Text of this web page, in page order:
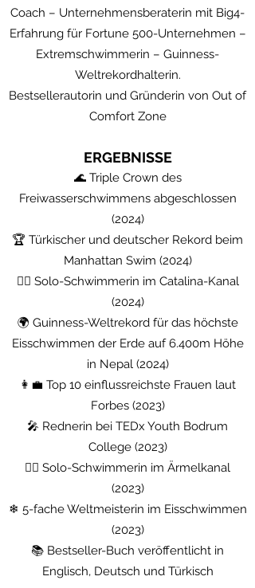
Coach – Unternehmensberaterin mit Big4-
Erfahrung für Fortune 500-Unternehmen –
Extremschwimmerin – Guinness-
Weltrekordhalterin.
Bestsellerautorin und Gründerin von Out of
Comfort Zone
ERGEBNISSE
🌊 Triple Crown des
Freiwasserschwimmens abgeschlossen
(2024)
🏆 Türkischer und deutscher Rekord beim
Manhattan Swim (2024)
🚣‍♀ Solo-Schwimmerin im Catalina-Kanal
(2024)
🌍 Guinness-Weltrekord für das höchste
Eisschwimmen der Erde auf 6.400m Höhe
in Nepal (2024)
👩‍💼 Top 10 einflussreichste Frauen laut
Forbes (2023)
🎤 Rednerin bei TEDx Youth Bodrum
College (2023)
🏊‍♀ Solo-Schwimmerin im Ärmelkanal
(2023)
❄ 5-fache Weltmeisterin im Eisschwimmen
(2023)
📚 Bestseller-Buch veröffentlicht in
Englisch, Deutsch und Türkisch